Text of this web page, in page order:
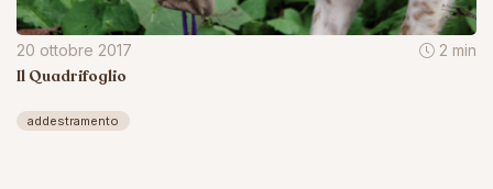
20 ottobre 2017 2 min
Il Quadrifoglio
addestramento